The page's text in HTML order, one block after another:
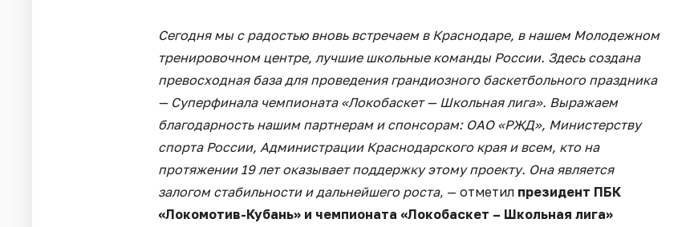
Сегодня мы с радостью вновь встречаем в Краснодаре, в нашем Молодежном
тренировочном центре, лучшие школьные команды России. Здесь создана
превосходная база для проведения грандиозного баскетбольного праздника
— Суперфинала чемпионата «Локобаскет — Школьная лига». Выражаем
благодарность нашим партнерам и спонсорам: ОАО «РЖД», Министерству
спорта России, Администрации Краснодарского края и всем, кто на
протяжении 19 лет оказывает поддержку этому проекту. Она является
залогом стабильности и дальнейшего роста, — отметил президент ПБК
«Локомотив-Кубань» и чемпионата «Локобаскет – Школьная лига»